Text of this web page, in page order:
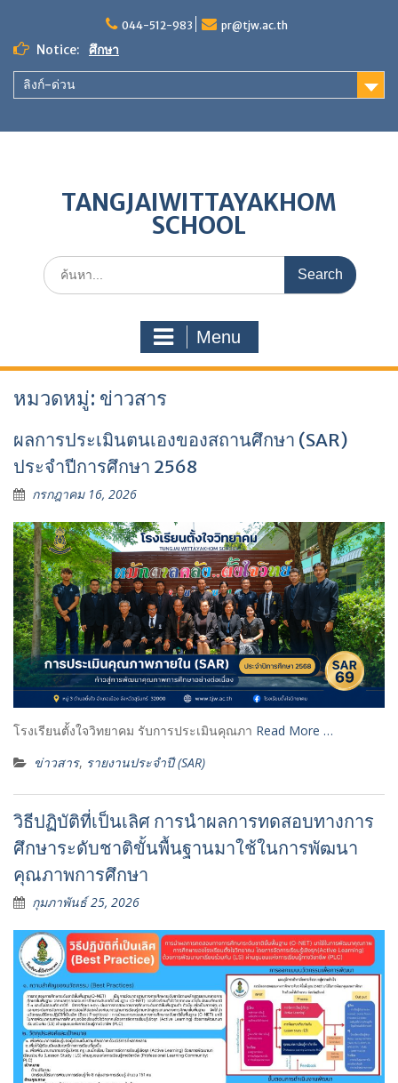
content
044-512-983 pr@tjw.ac.th
Notice:
ขอเชิญร่วมเป็นเจ้าภาพ”ผ้าป่าเพื่อการศึกษา สร้างศาลา
กีฬา หลังคาทางเดินกันแดด-กันฝน และพัฒนาแหล่ง
ลิงก์-ด่วน
TANGJAIWITTAYAKHOM
SCHOOL
Search
for:
Menu
หมวดหมู่: ข่าวสาร
ผลการประเมินตนเองของสถานศึกษา (SAR)
ประจำปีการศึกษา 2568
กรกฎาคม 16, 2026
โรงเรียนตั้งใจวิทยาคม รับการประเมินคุณภา Read More …
ข่าวสาร, รายงานประจำปี (SAR)
วิธีปฏิบัติที่เป็นเลิศ การนำผลการทดสอบทางการ
ศึกษาระดับชาติขั้นพื้นฐานมาใช้ในการพัฒนา
คุณภาพการศึกษา
กุมภาพันธ์ 25, 2026